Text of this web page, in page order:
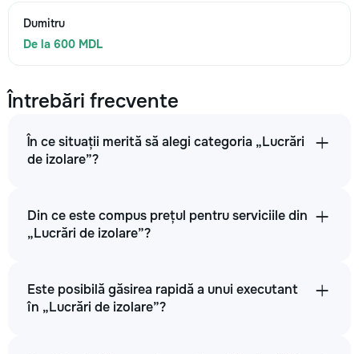
Dumitru
De la 600 MDL
Întrebări frecvente
În ce situații merită să alegi categoria „Lucrări
de izolare”?
Din ce este compus prețul pentru serviciile din
„Lucrări de izolare”?
Este posibilă găsirea rapidă a unui executant
în „Lucrări de izolare”?